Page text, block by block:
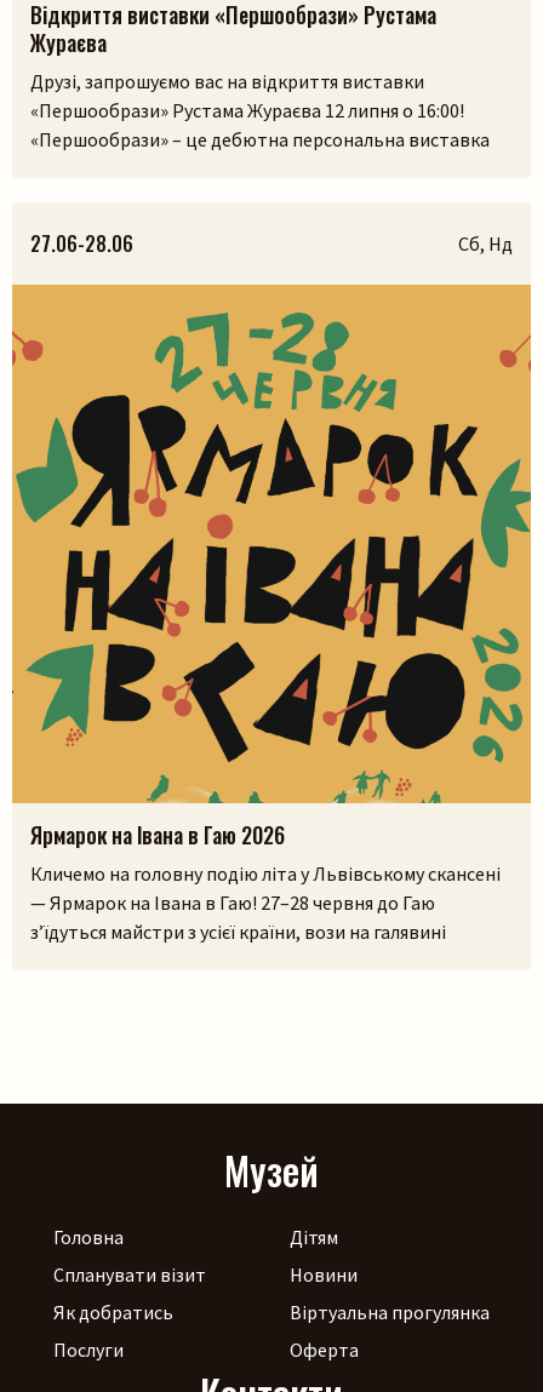
Відкриття виставки «Першообрази» Рустама
Жураєва
Друзі, запрошуємо вас на відкриття виставки
«Першообрази» Рустама Жураєва 12 липня о 16:00!
«Першообрази» – це дебютна персональна виставка
передати досвід і встановити зв’язок із сакральним.
Камінь, як матеріал, існував задовго до появи людини,
27.06-28.06 Сб, Нд
Ярмарок на Івана в Гаю 2026
Кличемо на головну подію літа у Львівському скансені
— Ярмарок на Івана в Гаю! 27–28 червня до Гаю
з’їдуться майстри з усієї країни, вози на галявині
Музей
Головна
Спланувати візит
Як добратись
Послуги
Дітям
Новини
Віртуальна прогулянка
Оферта